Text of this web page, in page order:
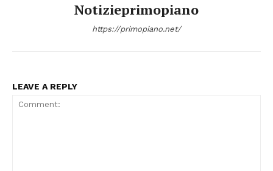
Notizieprimopiano
https://primopiano.net/
LEAVE A REPLY